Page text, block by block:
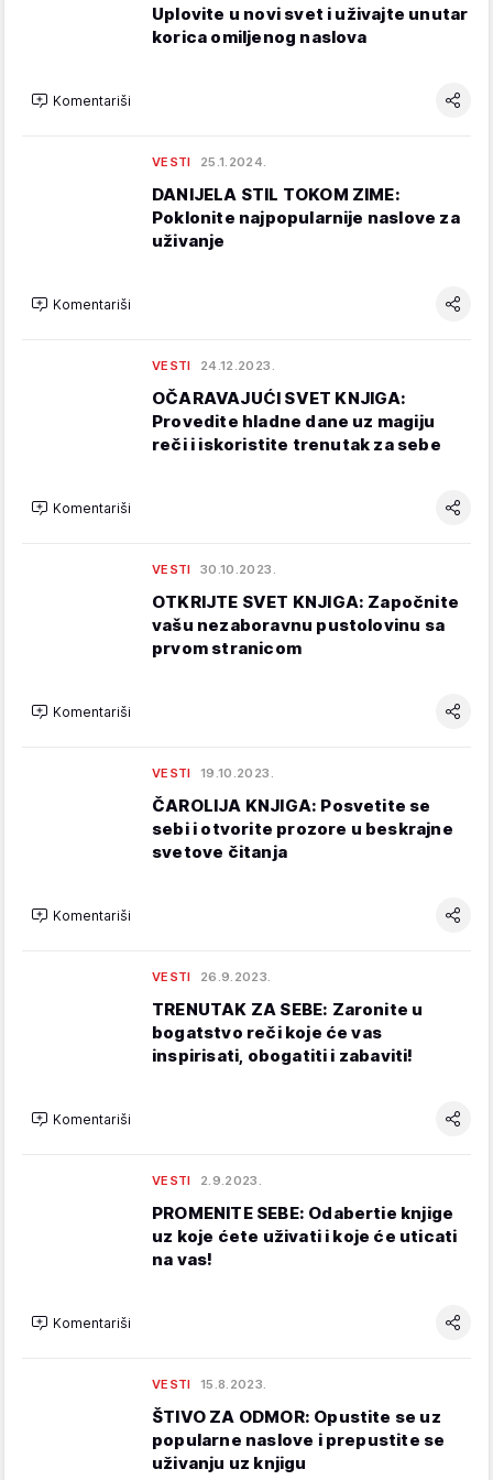
Uplovite u novi svet i uživajte unutar
korica omiljenog naslova
Komentariši
VESTI 25.1.2024.
DANIJELA STIL TOKOM ZIME:
Poklonite najpopularnije naslove za
uživanje
Komentariši
VESTI 24.12.2023.
OČARAVAJUĆI SVET KNJIGA:
Provedite hladne dane uz magiju
reči i iskoristite trenutak za sebe
Komentariši
VESTI 30.10.2023.
OTKRIJTE SVET KNJIGA: Započnite
vašu nezaboravnu pustolovinu sa
prvom stranicom
Komentariši
VESTI 19.10.2023.
ČAROLIJA KNJIGA: Posvetite se
sebi i otvorite prozore u beskrajne
svetove čitanja
Komentariši
VESTI 26.9.2023.
TRENUTAK ZA SEBE: Zaronite u
bogatstvo reči koje će vas
inspirisati, obogatiti i zabaviti!
Komentariši
VESTI 2.9.2023.
PROMENITE SEBE: Odabertie knjige
uz koje ćete uživati i koje će uticati
na vas!
Komentariši
VESTI 15.8.2023.
ŠTIVO ZA ODMOR: Opustite se uz
popularne naslove i prepustite se
uživanju uz knjigu